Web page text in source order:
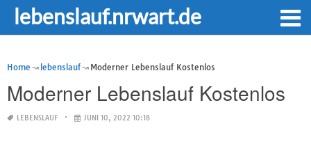
lebenslauf.nrwart.de
Home lebenslauf Moderner Lebenslauf Kostenlos
Moderner Lebenslauf Kostenlos
LEBENSLAUF JUNI 10, 2022 10:18